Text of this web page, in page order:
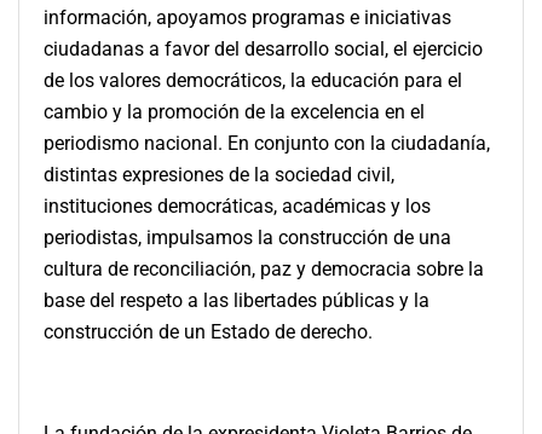
información, apoyamos programas e iniciativas
ciudadanas a favor del desarrollo social, el ejercicio
de los valores democráticos, la educación para el
cambio y la promoción de la excelencia en el
periodismo nacional. En conjunto con la ciudadanía,
distintas expresiones de la sociedad civil,
instituciones democráticas, académicas y los
periodistas, impulsamos la construcción de una
cultura de reconciliación, paz y democracia sobre la
base del respeto a las libertades públicas y la
construcción de un Estado de derecho.